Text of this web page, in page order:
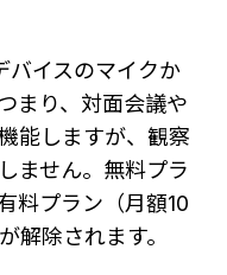
バイスのマイクか
まり、対面会議や
能しますが、観察
ません。無料プラ
料プラン（月額10
解除されます。